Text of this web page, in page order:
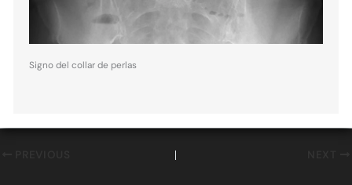
Signo del collar de perlas